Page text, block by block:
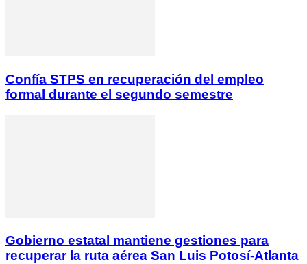
Confía STPS en recuperación del empleo
formal durante el segundo semestre
Gobierno estatal mantiene gestiones para
recuperar la ruta aérea San Luis Potosí-Atlanta